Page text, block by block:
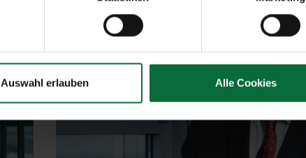
Auswahl erlauben Alle Cookies